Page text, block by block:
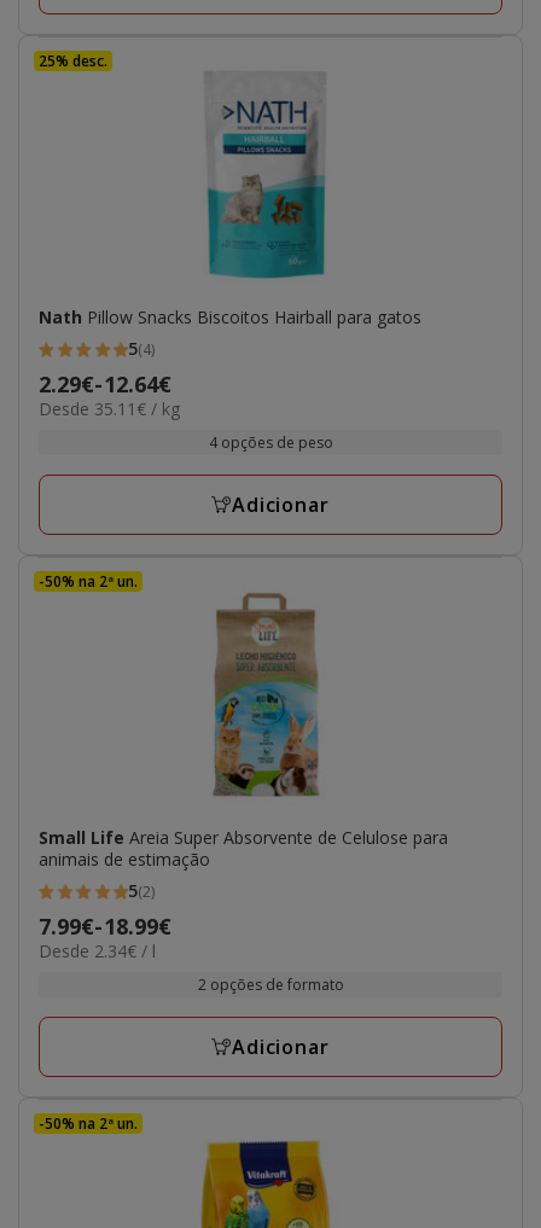
25% desc.
Nath Pillow Snacks Biscoitos Hairball para gatos
5
estrelas
com
avaliações
5(4)
Preço
de
a
2.29€-12.64€
35.11€
Desde 35.11€ / kg
4 opções de peso
Adicionar
-50% na 2ª un.
Small Life Areia Super Absorvente de Celulose para
animais de estimação
5
estrelas
com
avaliações
5(2)
Preço
de
a
7.99€-18.99€
2.34€
Desde 2.34€ / l
2 opções de formato
Adicionar
-50% na 2ª un.